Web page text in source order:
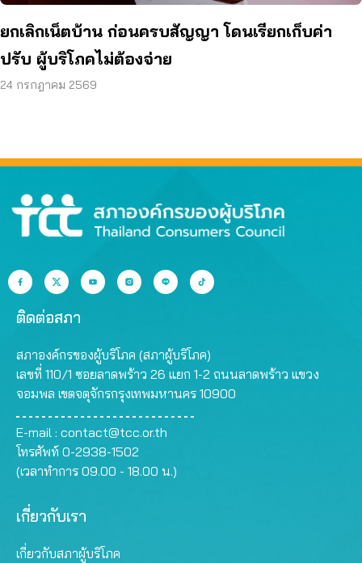
ยกเลิกเน็ตบ้าน ก่อนครบสัญญา โดนเรียกเก็บค่า
ปรับ ผู้บริโภคไม่ต้องจ่าย
24 กรกฎาคม 2569
ติดต่อสภา
สภาองค์กรของผู้บริโภค (สภาผู้บริโภค)
เลขที่ 110/1 ซอยลาดพร้าว 26 แยก 1-2 ถนนลาดพร้าว แขวง
จอมพล เขตจตุจักรกรุงเทพมหานคร 10900
E-mail : contact@tcc.or.th
โทรศัพท์ 0-2938-1502
(เวลาทำการ 09.00 - 18.00 น.)
เกี่ยวกับเรา
เกี่ยวกับสภาผู้บริโภค